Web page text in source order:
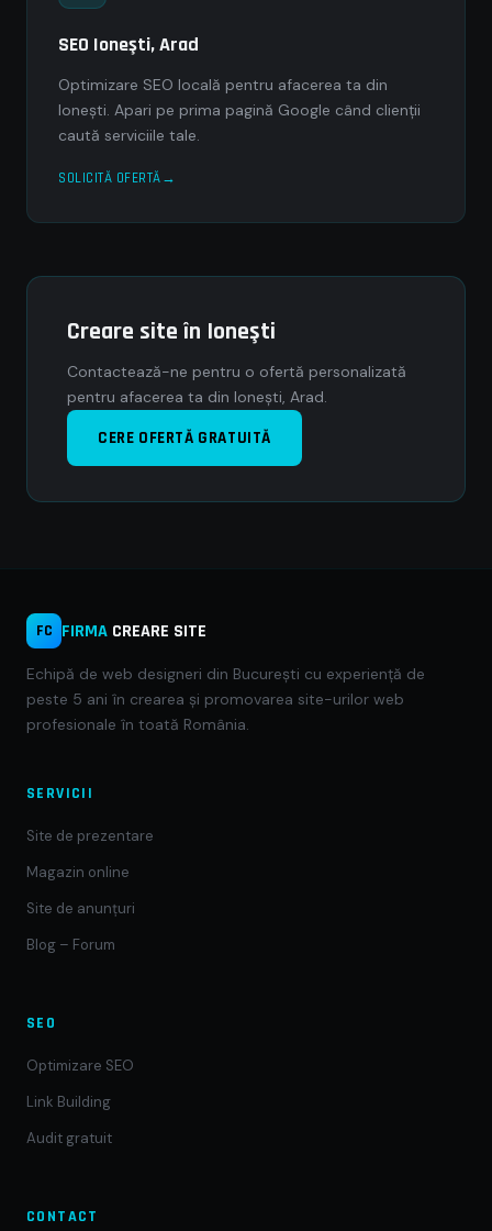
SEO Ioneşti, Arad
Optimizare SEO locală pentru afacerea ta din
Ioneşti. Apari pe prima pagină Google când clienții
caută serviciile tale.
SOLICITĂ OFERTĂ
Creare site în Ioneşti
Contactează-ne pentru o ofertă personalizată
pentru afacerea ta din Ioneşti, Arad.
CERE OFERTĂ GRATUITĂ
FC FIRMA CREARE SITE
Echipă de web designeri din București cu experiență de
peste 5 ani în crearea și promovarea site-urilor web
profesionale în toată România.
SERVICII
Site de prezentare
Magazin online
Site de anunțuri
Blog – Forum
SEO
Optimizare SEO
Link Building
Audit gratuit
CONTACT